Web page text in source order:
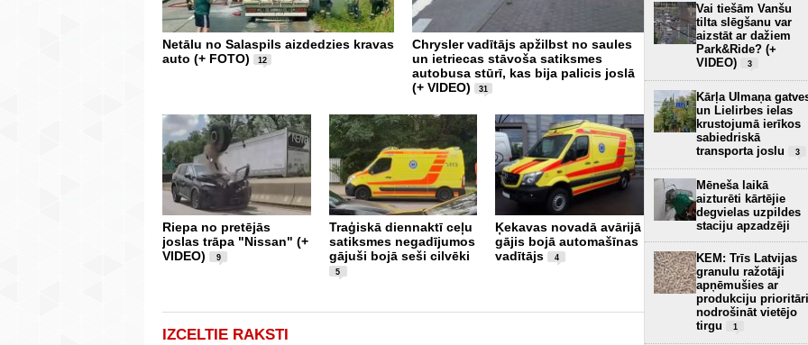
Netālu no Salaspils aizdedzies kravas
auto (+ FOTO)
12
Chrysler vadītājs apžilbst no saules
un ietriecas stāvoša satiksmes
autobusa stūrī, kas bija palicis joslā
(+ VIDEO)
31
Riepa no pretējās
joslas trāpa "Nissan" (+
VIDEO)
9
Traģiskā diennaktī ceļu
satiksmes negadījumos
gājuši bojā seši cilvēki
5
Ķekavas novadā avārijā
gājis bojā automašīnas
vadītājs
4
Pēc iebraukšanas upē
velosipēdists
Rīgā avarējusi luksusa
klases "McLaren"
automašīna
1
IZCELTIE RAKSTI
Vai tiešām Vanšu
tilta slēgšanu var
aizstāt ar dažiem
Park&Ride? (+
VIDEO)
3
Kārļa Ulmaņa
un Lielirbes ielas
krustojumā ierīkos
sabiedriskā
transporta joslu
3
Mēneša laikā
aizturēti kārtējie
degvielas uzpildes
staciju apzadzēji
KEM: Trīs Latvijas
granulu ražotāji
apņēmušies ar
produkciju prioritāri
nodrošināt vietējo
tirgu
1